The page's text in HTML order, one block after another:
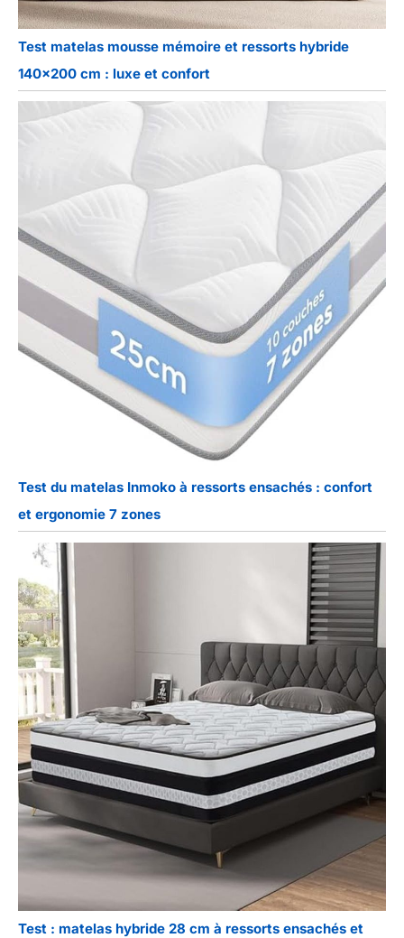
Test matelas mousse mémoire et ressorts hybride
140×200 cm : luxe et confort
Test du matelas Inmoko à ressorts ensachés : confort
et ergonomie 7 zones
Test : matelas hybride 28 cm à ressorts ensachés et